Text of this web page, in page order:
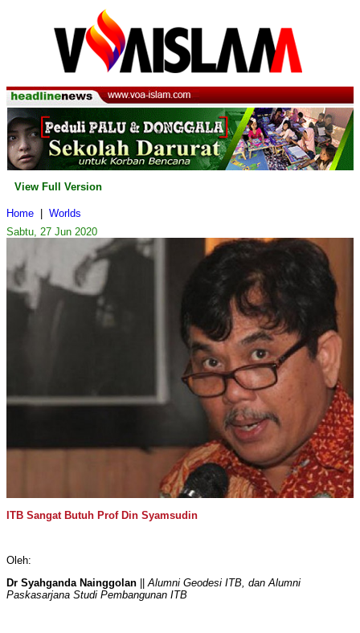
View Full Version
Home
Worlds
Sabtu, 27 Jun 2020
ITB Sangat Butuh Prof Din Syamsudin
Oleh:
Dr Syahganda Nainggolan
||Alumni Geodesi ITB, dan Alumni
Paskasarjana Studi Pembangunan ITB